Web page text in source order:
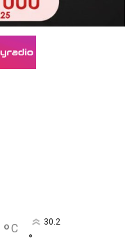
°C 30.2